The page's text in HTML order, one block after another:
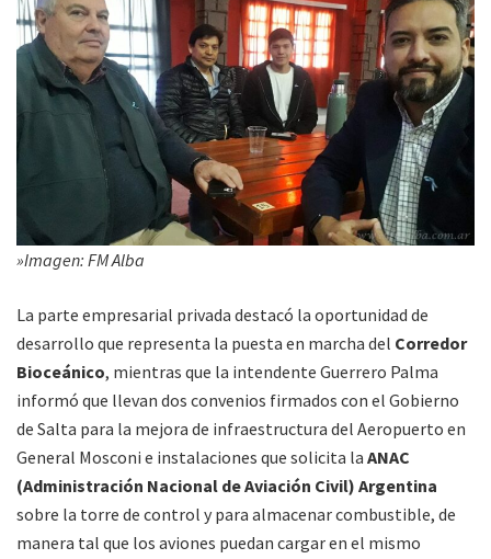
»Imagen: FM Alba
La parte empresarial privada destacó la oportunidad de
desarrollo que representa la puesta en marcha del Corredor
Bioceánico, mientras que la intendente Guerrero Palma
informó que llevan dos convenios firmados con el Gobierno
de Salta para la mejora de infraestructura del Aeropuerto en
General Mosconi e instalaciones que solicita la ANAC
(Administración Nacional de Aviación Civil) Argentina
sobre la torre de control y para almacenar combustible, de
manera tal que los aviones puedan cargar en el mismo